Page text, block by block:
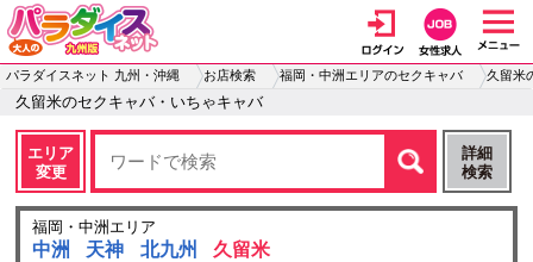
パラダイスネット 九州・沖縄 お店検索 福岡・中洲エリアのセクキャバ 久留米
久留米のセクキャバ・いちゃキャバ
エリア
変更
詳細
検索
福岡・中洲エリア
中洲 天神 北九州 久留米